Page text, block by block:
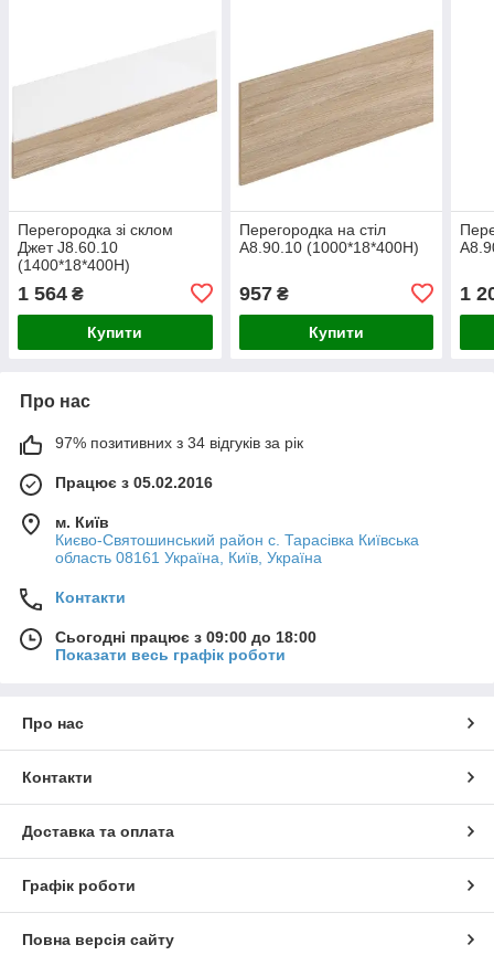
Перегородка зі склом
Джет J8.60.10
(1400*18*400Н)
1 564 ₴
Купити
Перегородка на стіл
А8.90.10 (1000*18*400H)
957₴
Купити
1
Про нас
97% позитивних з 34 відгуків за рік
Працює з 05.02.2016
м. Київ
Києво-Святошинський район с. Тарасівка Київська
область 08161 Україна, Київ, Україна
Контакти
Сьогодні працює з 09:00 до 18:00
Показати весь графік роботи
Про нас
Контакти
Доставка та оплата
Графік роботи
Повна версія сайту